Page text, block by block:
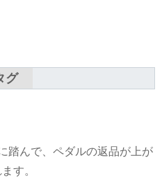
グ
踏んで、ペダルの返品が上が
す。